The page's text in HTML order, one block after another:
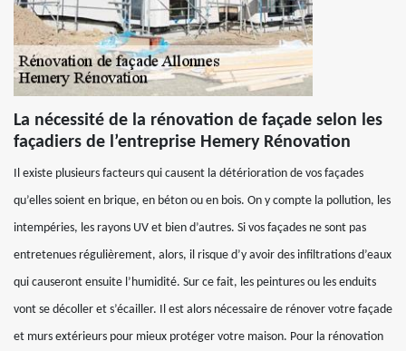
La nécessité de la rénovation de façade selon les
façadiers de l’entreprise Hemery Rénovation
Il existe plusieurs facteurs qui causent la détérioration de vos façades
qu’elles soient en brique, en béton ou en bois. On y compte la pollution, les
intempéries, les rayons UV et bien d’autres. Si vos façades ne sont pas
entretenues régulièrement, alors, il risque d’y avoir des infiltrations d’eaux
qui causeront ensuite l’humidité. Sur ce fait, les peintures ou les enduits
vont se décoller et s’écailler. Il est alors nécessaire de rénover votre façade
et murs extérieurs pour mieux protéger votre maison. Pour la rénovation